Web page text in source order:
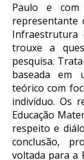
Paulo e
representante
Infraestrutura
trouxe a
pesquisa.
baseada em
teórico com
indivíduo. Os
Educação
respeito e
conclusão,
voltada para a